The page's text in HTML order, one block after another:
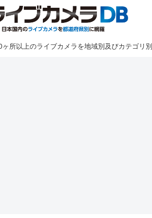
所以上のライブカメラを地域別及びカテゴリ別